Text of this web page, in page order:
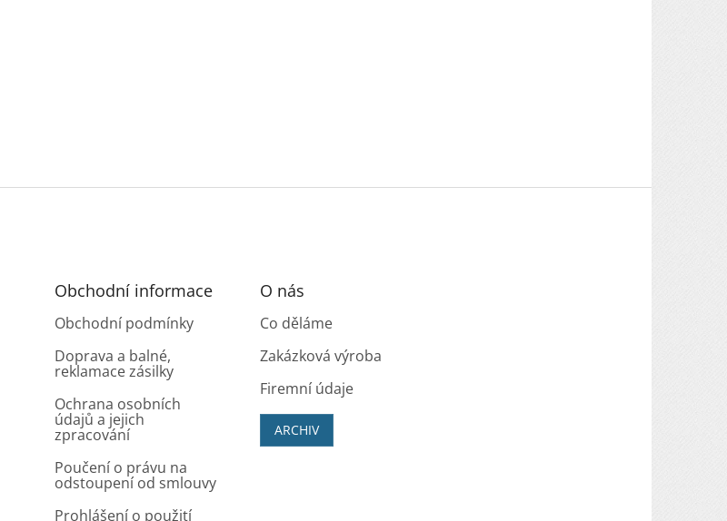
Obchodní informace
Obchodní podmínky
Doprava a balné,
reklamace zásilky
Ochrana osobních
údajů a jejich
zpracování
Poučení o právu na
odstoupení od smlouvy
Prohlášení o použití
O nás
Co děláme
Zakázková výroba
Firemní údaje
ARCHIV